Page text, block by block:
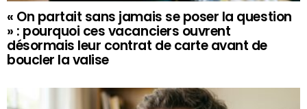
« On partait sans jamais se poser la question
» : pourquoi ces vacanciers ouvrent
désormais leur contrat de carte avant de
boucler la valise